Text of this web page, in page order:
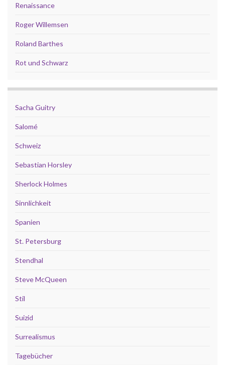
Renaissance
Roger Willemsen
Roland Barthes
Rot und Schwarz
Sacha Guitry
Salomé
Schweiz
Sebastian Horsley
Sherlock Holmes
Sinnlichkeit
Spanien
St. Petersburg
Stendhal
Steve McQueen
Stil
Suizid
Surrealismus
Tagebücher